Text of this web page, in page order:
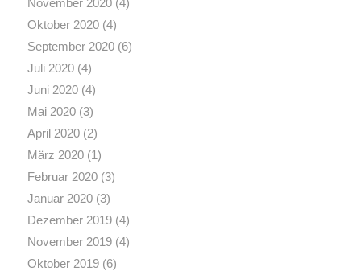
Oktober 2020(4)
September 2020(6)
Juli 2020(4)
Juni 2020(4)
Mai 2020(3)
April 2020(2)
März 2020(1)
Februar 2020(3)
Januar 2020(3)
Dezember 2019(4)
November 2019(4)
Oktober 2019(6)